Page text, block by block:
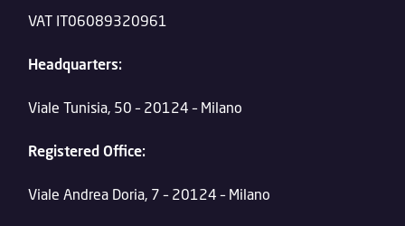
VAT IT06089320961
Headquarters:
Viale Tunisia, 50 – 20124 – Milano
Registered Office:
Viale Andrea Doria, 7 – 20124 – Milano